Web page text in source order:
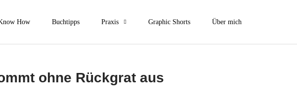
How Buchtipps Praxis Graphic Shorts Über mich
ohne Rückgrat aus